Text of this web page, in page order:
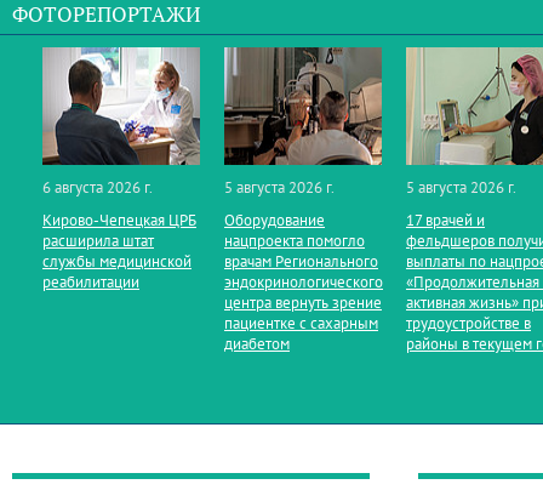
ФОТОРЕПОРТАЖИ
6 августа 2026 г.
Кирово‑Чепецкая ЦРБ
расширила штат
службы медицинской
реабилитации
5 августа 2026 г.
Оборудование
нацпроекта помогло
врачам Регионального
эндокринологического
центра вернуть зрение
пациентке с сахарным
диабетом
5 августа 2026 г.
17 врачей и
фельдшеров
выплаты по
«Продолжительная
активная жизнь»
трудоустройстве в
районы в текущем